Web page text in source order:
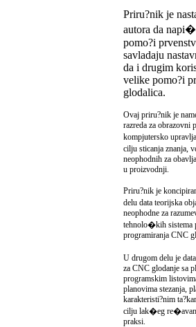
Priru?nik je
autora da
pomo?i
savladaju
da i drugim
velike pomo?i
glodalica.
Ovaj priru?nik je
razreda za obrazovni
kompjutersko
cilju sticanja znanja,
neophodnih za
u proizvodnji.
Priru?nik je
delu data teorijska
neophodne za
tehnolo�kih sistema
programiranja CNC
U drugom delu je
za CNC glodanje sa
programskim
planovima stezanja,
karakteristi?nim
cilju lak�eg
praksi.